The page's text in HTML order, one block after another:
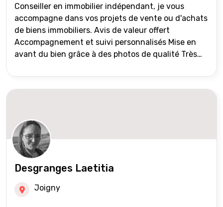
Conseiller en immobilier indépendant, je vous
accompagne dans vos projets de vente ou d'achats
de biens immobiliers. Avis de valeur offert
Accompagnement et suivi personnalisés Mise en
avant du bien grâce à des photos de qualité Très
international) Validation du financement des
acquéreurs auprès de partenaires financiers
réseau Iad France et Iad Deutschland Inter agence
Desgranges Laetitia
Joigny